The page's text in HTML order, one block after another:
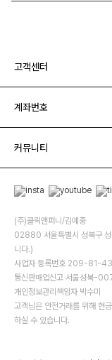
고객센터
계좌번호
커뮤니티
(주)클릭앤퍼니/김예중
02880 서울특별시 성북구
니다.)
사업자 등록번호 209-81-
통신판매업신고 서울성북-
개인정보관리책임자 박수미
고객님은 안전거래를 위해 현
하실 수 있습니다.